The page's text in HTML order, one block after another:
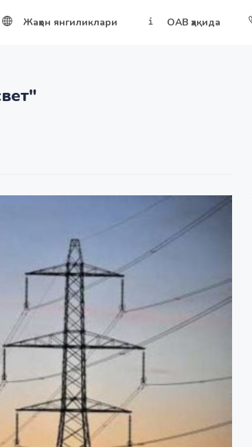
Жаҳон янгиликлари ОАВ ҳақида